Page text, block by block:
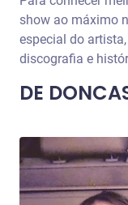
show ao máximo
especial do
discografia e
DE